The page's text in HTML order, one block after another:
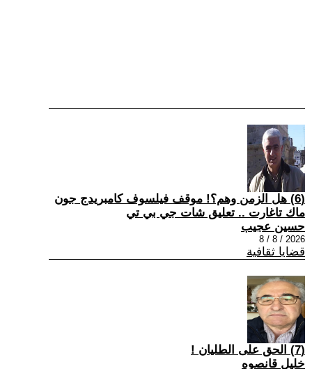
(6) هل الزمن وهم؟! موقف فيلسوف كامبريدج جون
ماك تاغارت .. تعليق شات جي بي تي
حسين عجيب
2026 / 8 / 8
قضايا ثقافية
(7) الحق على الطليان !
خليل قانصوه